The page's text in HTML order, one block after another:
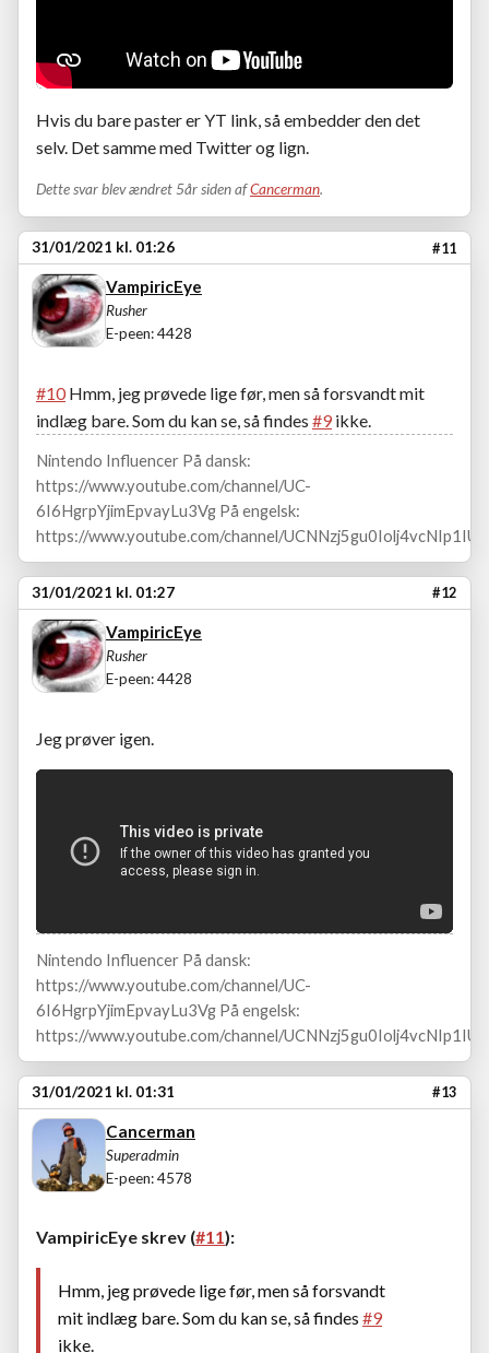
Hvis du bare paster er YT link, så embedder den det
selv. Det samme med Twitter og lign.
Dette svar blev ændret 5år siden afCancerman.
31/01/2021 kl. 01:26 #11
VampiricEye
Rusher
E-peen: 4428
#10Hmm, jeg prøvede lige før, men så forsvandt mit
indlæg bare. Som du kan se, så findes #9 ikke.
Nintendo Influencer På dansk:
https://www.youtube.com/channel/UC-
6I6HgrpYjimEpvayLu3Vg På engelsk:
https://www.youtube.com/channel/UCNNzj5gu0Iolj4vcNIp1IUA
31/01/2021 kl. 01:27 #12
VampiricEye
Rusher
E-peen: 4428
Jeg prøver igen.
Nintendo Influencer På dansk:
https://www.youtube.com/channel/UC-
6I6HgrpYjimEpvayLu3Vg På engelsk:
https://www.youtube.com/channel/UCNNzj5gu0Iolj4vcNIp1IUA
31/01/2021 kl. 01:31 #13
Cancerman
Superadmin
E-peen: 4578
VampiricEye skrev (#11):
Hmm, jeg prøvede lige før, men så forsvandt
mit indlæg bare. Som du kan se, så findes #9
ikke.